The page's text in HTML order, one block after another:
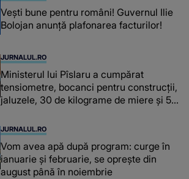
Vești bune pentru români! Guvernul Ilie
Bolojan anunță plafonarea facturilor!
JURNALUL.RO
Ministerul lui Pîslaru a cumpărat
tensiometre, bocanci pentru construcții,
jaluzele, 30 de kilograme de miere și 50
JURNALUL.RO
Vom avea apă după program: curge în
ianuarie și februarie, se oprește din
august până în noiembrie